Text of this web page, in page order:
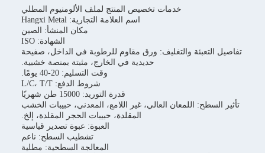
خدمات تخصيص المنتج لملف الألومنيوم المطلي
اسم العلامة التجارية: Hangxi Metal
مكان المنشأ: الصين
الشهادة: ISO
تفاصيل التعبئة والتغليف: ورق مقاوم للرطوبة في الداخل، صفيحة
حديدية في الخارج، مثبتة بمنصة خشبية.
وقت التسليم: 20-40 يومًا.
شروط الدفع: L/C، T/T
قدرة التوريد: 15000 طن شهريًا
تأثير السطح: اللمعان العالي، غير اللامع، المعدني، حبيبات الخشب
المقلدة، حبيبات الحجر المقلدة، إلخ.
العبوة: عبوة تصدير قياسية
تشطيب السطح: ناعم
المعالجة السطحية: مطلية